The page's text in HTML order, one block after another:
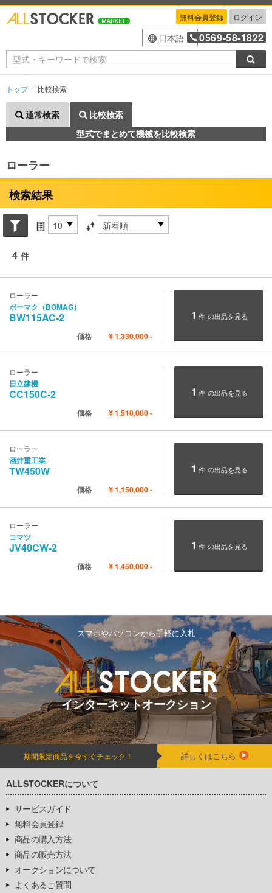
無料会員登録 ログイン
日本語 0569-58-1822
トップ 比較検索
通常検索
比較検索
型式でまとめて機械を比較検索
ローラー
検索結果
Search conditions
件数 並び替え条件
4 件
ローラー
ボーマク（BOMAG）
BW115AC-2
価格 ¥1,330,000-
1 件 の出品を見る
ローラー
日立建機
CC150C-2
価格 ¥1,510,000-
1 件 の出品を見る
ローラー
酒井重工業
TW450W
価格 ¥1,150,000-
1 件 の出品を見る
ローラー
コマツ
JV40CW-2
価格 ¥1,450,000-
1 件 の出品を見る
スマホやパソコンから手軽に入札
インターネットオークション
期間限定商品を今すぐチェック！ 詳しくはこちら
ALLSTOCKERについて
サービスガイド
無料会員登録
商品の購入方法
商品の販売方法
オークションについて
よくあるご質問